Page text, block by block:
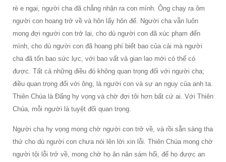
rè e ngại, người cha đã chẳng nhận ra con mình. Ông chạy ra ôm
người con hoang trở về và hôn lấy hôn để. Người cha vẫn luôn
mong đợi người con trở lại, cho dù người con đã xúc phạm đến
mình, cho dù người con đã hoang phí biết bao của cải mà người
cha đã tốn bao sức lực, với bao vất vả gian lao mới có thể có
được. Tất cả những điều đó không quan trọng đối với người cha;
điều quan trọng đối với ông, là người con và sự an nguy của anh ta.
Thiên Chúa là Đấng hy vọng và chờ đợi tôi hơn bất cứ ai. Với Thiên
Chúa, mỗi người là tuyệt đối quan trọng.
Người cha hy vọng mong chờ người con trở về, và rồi sẵn sàng tha
thứ cho dù người con chưa nói lên lời xin lỗi. Thiên Chúa mong chờ
người tội lỗi trở về, mong chờ họ ăn năn sám hối, để họ được an